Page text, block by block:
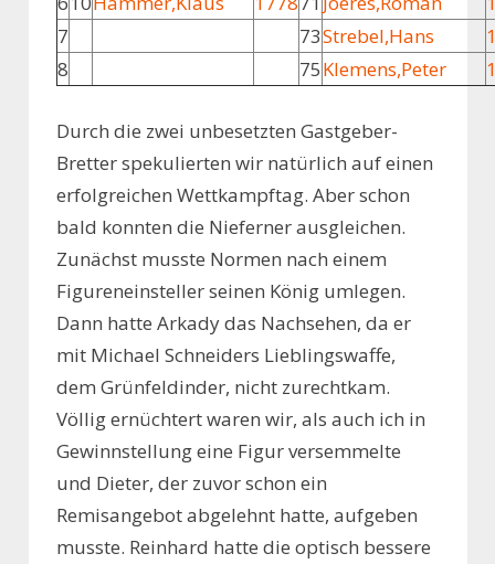
7
73Strebel,Hans
8
75Klemens,Peter
Durch die zwei unbesetzten Gastgeber-
Bretter spekulierten wir natürlich auf einen
erfolgreichen Wettkampftag. Aber schon
bald konnten die Nieferner ausgleichen.
Zunächst musste Normen nach einem
Figureneinsteller seinen König umlegen.
Dann hatte Arkady das Nachsehen, da er
mit Michael Schneiders Lieblingswaffe,
dem Grünfeldinder, nicht zurechtkam.
Völlig ernüchtert waren wir, als auch ich in
Gewinnstellung eine Figur versemmelte
und Dieter, der zuvor schon ein
Remisangebot abgelehnt hatte, aufgeben
musste. Reinhard hatte die optisch bessere